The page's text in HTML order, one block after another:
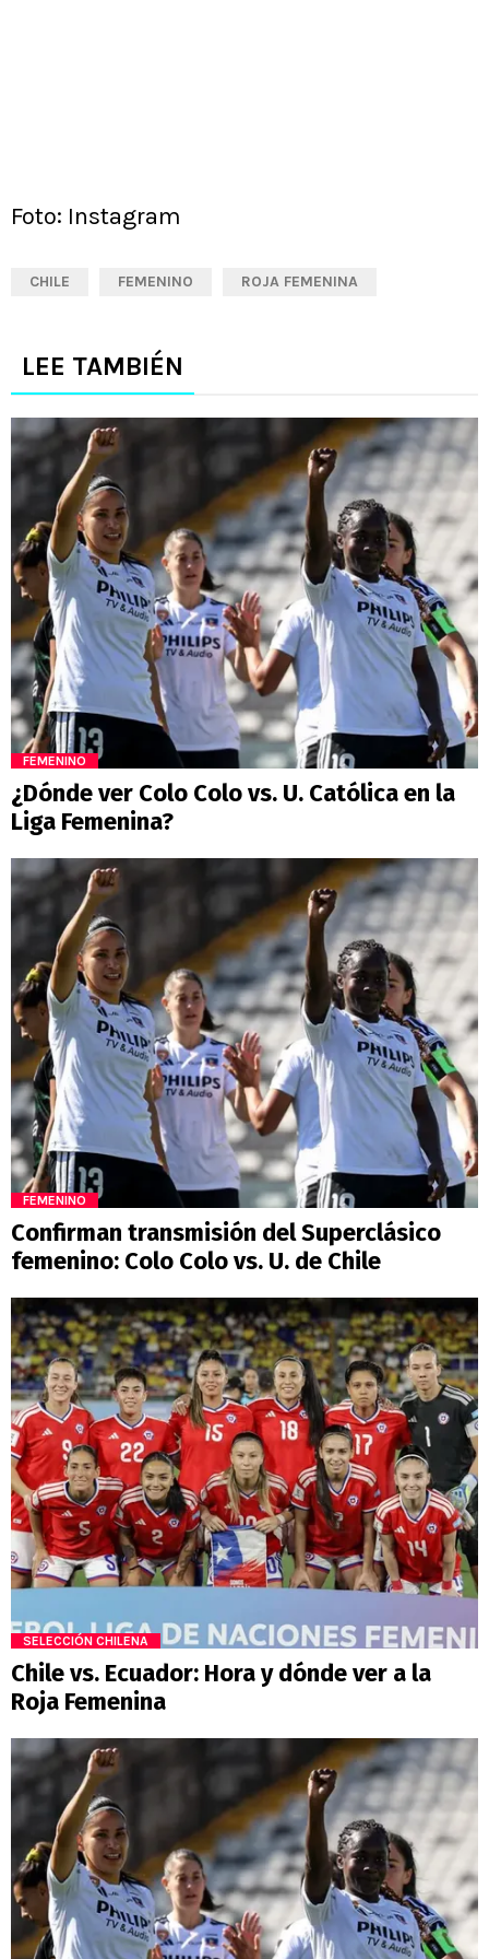
Foto: Instagram
CHILE FEMENINO ROJA FEMENINA
LEE TAMBIÉN
FEMENINO
¿Dónde ver Colo Colo vs. U. Católica en la
Liga Femenina?
FEMENINO
Confirman transmisión del Superclásico
femenino: Colo Colo vs. U. de Chile
SELECCIÓN CHILENA
Chile vs. Ecuador: Hora y dónde ver a la
Roja Femenina